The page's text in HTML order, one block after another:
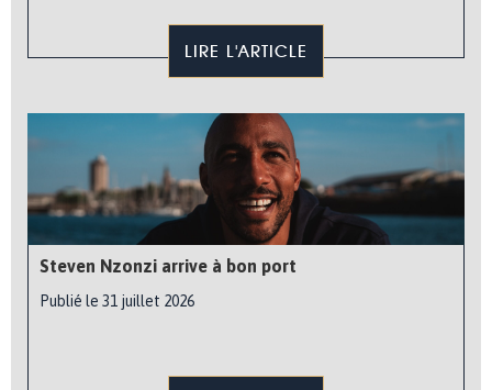
LIRE L'ARTICLE
Steven Nzonzi arrive à bon port
Publié le 31 juillet 2026